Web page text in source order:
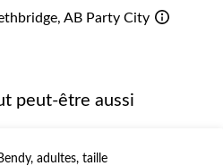
AB Party City
peut-être aussi
adultes, taille